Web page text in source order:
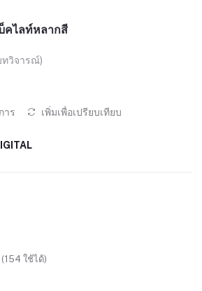
คไลท์หลากสี
ทวิจารณ์)
าร เพิ่มเพื่อเปรียบเทียบ
(154 ใช้ได้)